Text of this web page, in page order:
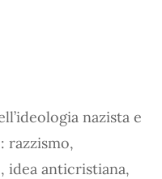
nazista e
razzismo,
idea anticristiana,